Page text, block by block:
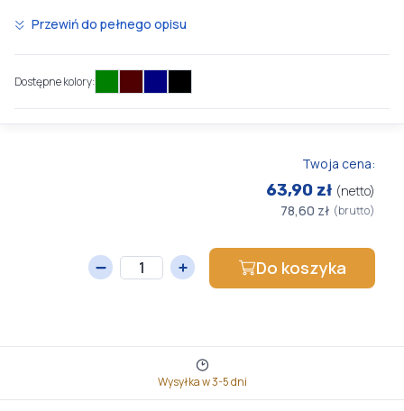
Przewiń do pełnego opisu
Dostępne kolory:
Twoja cena:
63,90 zł (netto)
78,60 zł (brutto)
Do koszyka
Wysyłka w 3-5 dni